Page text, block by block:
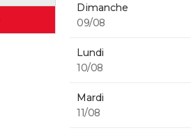
Dimanche
09/08
Lundi
10/08
Mardi
11/08